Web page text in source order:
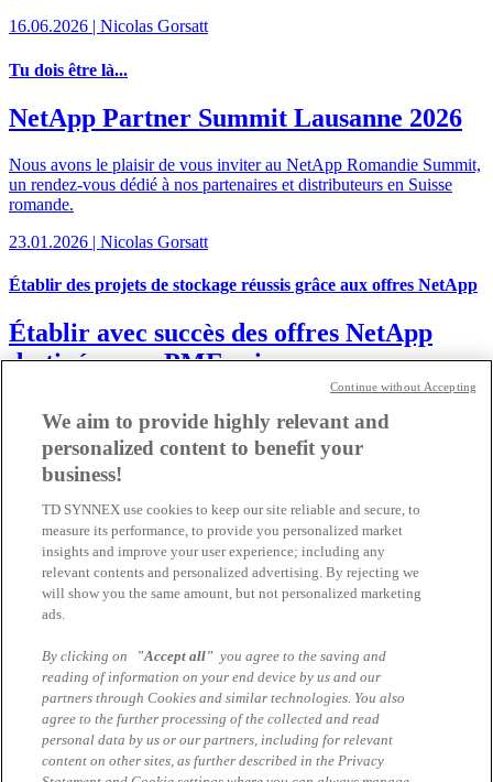
16.06.2026 | Nicolas Gorsatt
Tu dois être là...
NetApp Partner Summit Lausanne 2026
Nous avons le plaisir de vous inviter au NetApp Romandie Summit,
un rendez-vous dédié à nos partenaires et distributeurs en Suisse
romande.
23.01.2026 | Nicolas Gorsatt
Établir des projets de stockage réussis grâce aux offres NetApp
Établir avec succès des offres NetApp
destinées aux PME suisses...
Nous mettons à votre disposition des informations importantes qui
vous permettent d’établir des offres NetApp destinées aux PME
suisses afin de répondre aux besoins des clients et de rester comp...
25.09.2025 | Nicolas Gorsatt
...avec nous, vous êtes toujours bien informé sur l'activité
NetApp
NetApp-News - always up to date avec TD
SYNNEX
Nous vous fournissons les informations les plus importantes
concernant les partenaires NetApp dans la langue de votre réseau
suisse. Sur différents canaux d'information, vous trouverez
exactement ce...
24.09.2025 | Nicolas Gorsatt
We aim to provide highly relevant and
personalized content to benefit your
business!
TD SYNNEX use cookies to keep our site reliable and secure, to
measure its performance, to provide you personalized market
insights and improve your user experience; including any
relevant contents and personalized advertising. By rejecting we
will show you the same amount, but not personalized marketing
ads.
By clicking on "Accept all" you agree to the saving and
reading of information on your end device by us and our
partners through Cookies and similar technologies. You also
agree to the further processing of the collected and read
personal data by us or our partners, including for relevant
content on other sites, as further described in the Privacy
Continue without Accepting